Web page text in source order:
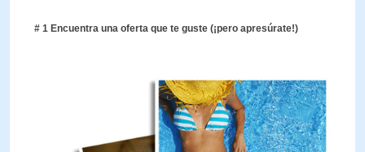
# 1 Encuentra una oferta que te guste (¡pero apresúrate!)